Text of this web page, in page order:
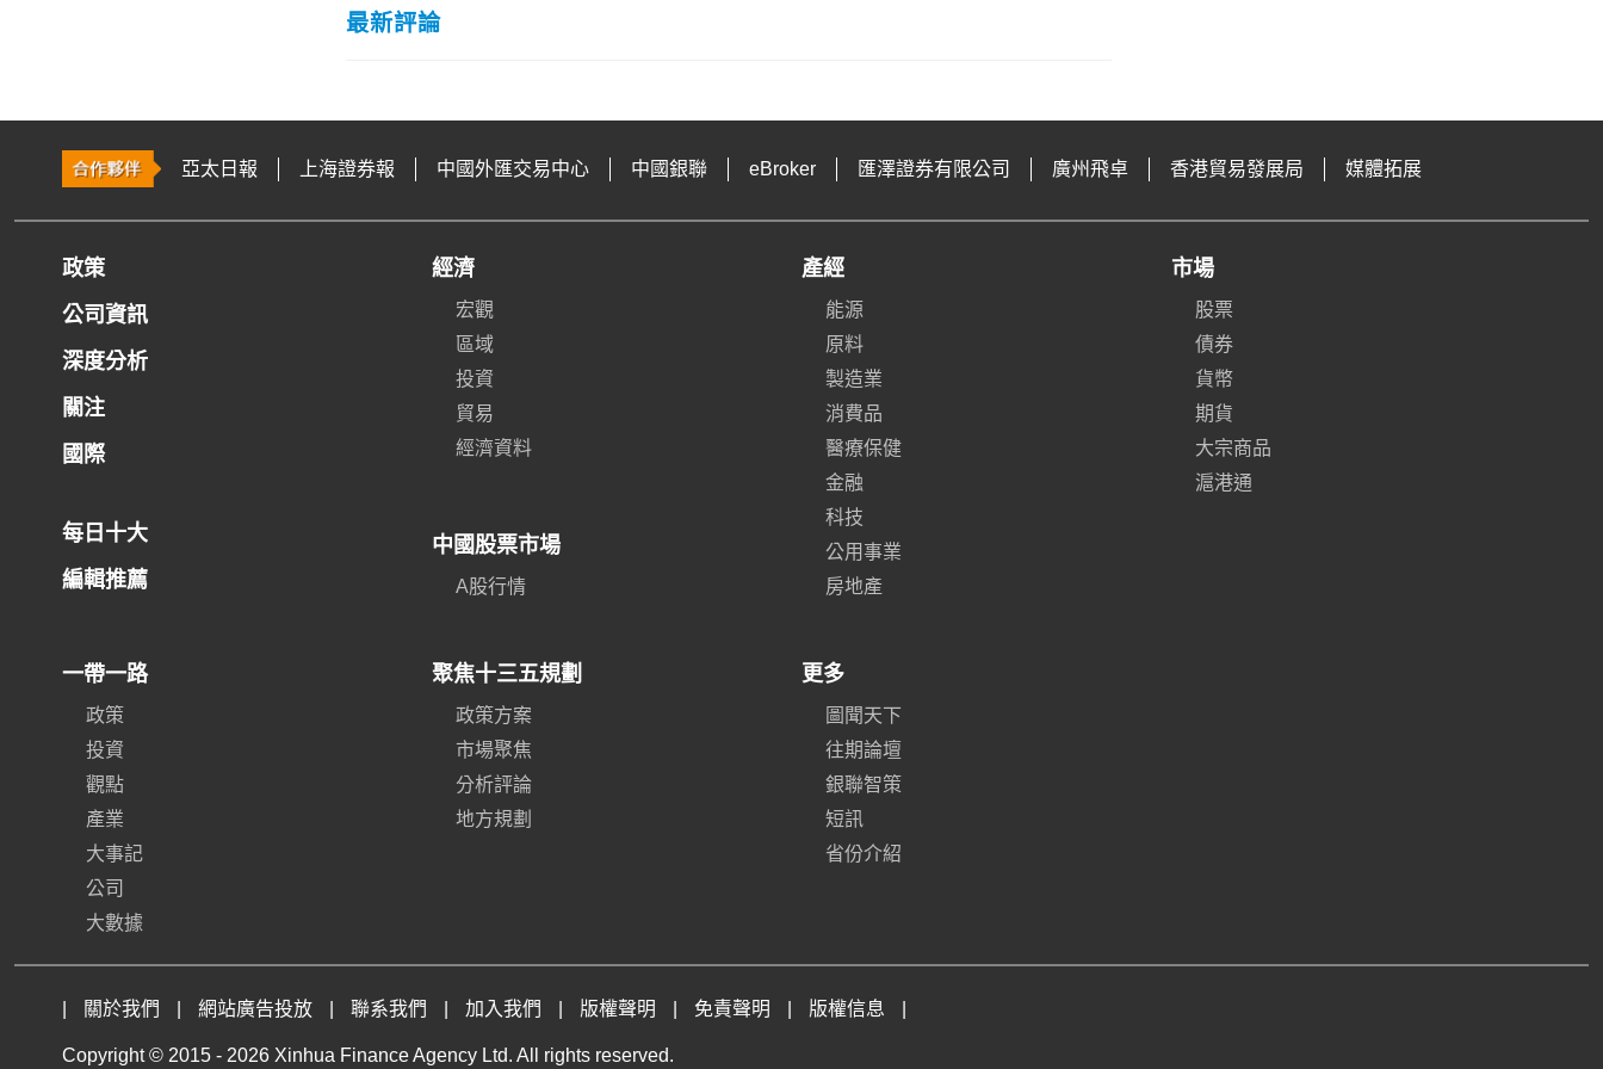
最新評論
亞太日報 上海證券報 中國外匯交易中心 中國銀聯 eBroker 匯澤證券有限公司 廣州飛卓 香港貿易發展局 媒體拓展
政策
公司資訊
深度分析
關注
國際
每日十大
編輯推薦
經濟
宏觀
區域
投資
貿易
經濟資料
中國股票市場
A股行情
產經
能源
原料
製造業
消費品
醫療保健
金融
科技
公用事業
房地產
市場
股票
債券
貨幣
期貨
大宗商品
滬港通
一帶一路
政策
投資
觀點
產業
大事記
公司
大數據
聚焦十三五規劃
政策方案
市場聚焦
分析評論
地方規劃
更多
圖聞天下
往期論壇
銀聯智策
短訊
省份介紹
關於我們 網站廣告投放 聯系我們 加入我們 版權聲明 免責聲明 版權信息
Copyright © 2015 - 2026 Xinhua Finance Agency Ltd. All rights reserved.